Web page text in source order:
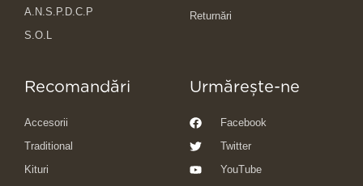
A.N.S.P.D.C.P
S.O.L
Returnări
Recomandări
Accesorii
Traditional
Kituri
Urmărește-ne
Facebook
Twitter
YouTube